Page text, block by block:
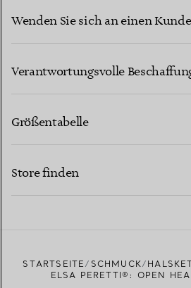
Wenden Sie sich an einen
Verantwortungsvolle
Größentabelle
Store finden
STARTSEITE SCHMUCK
ELSA PERETTI®: OPEN